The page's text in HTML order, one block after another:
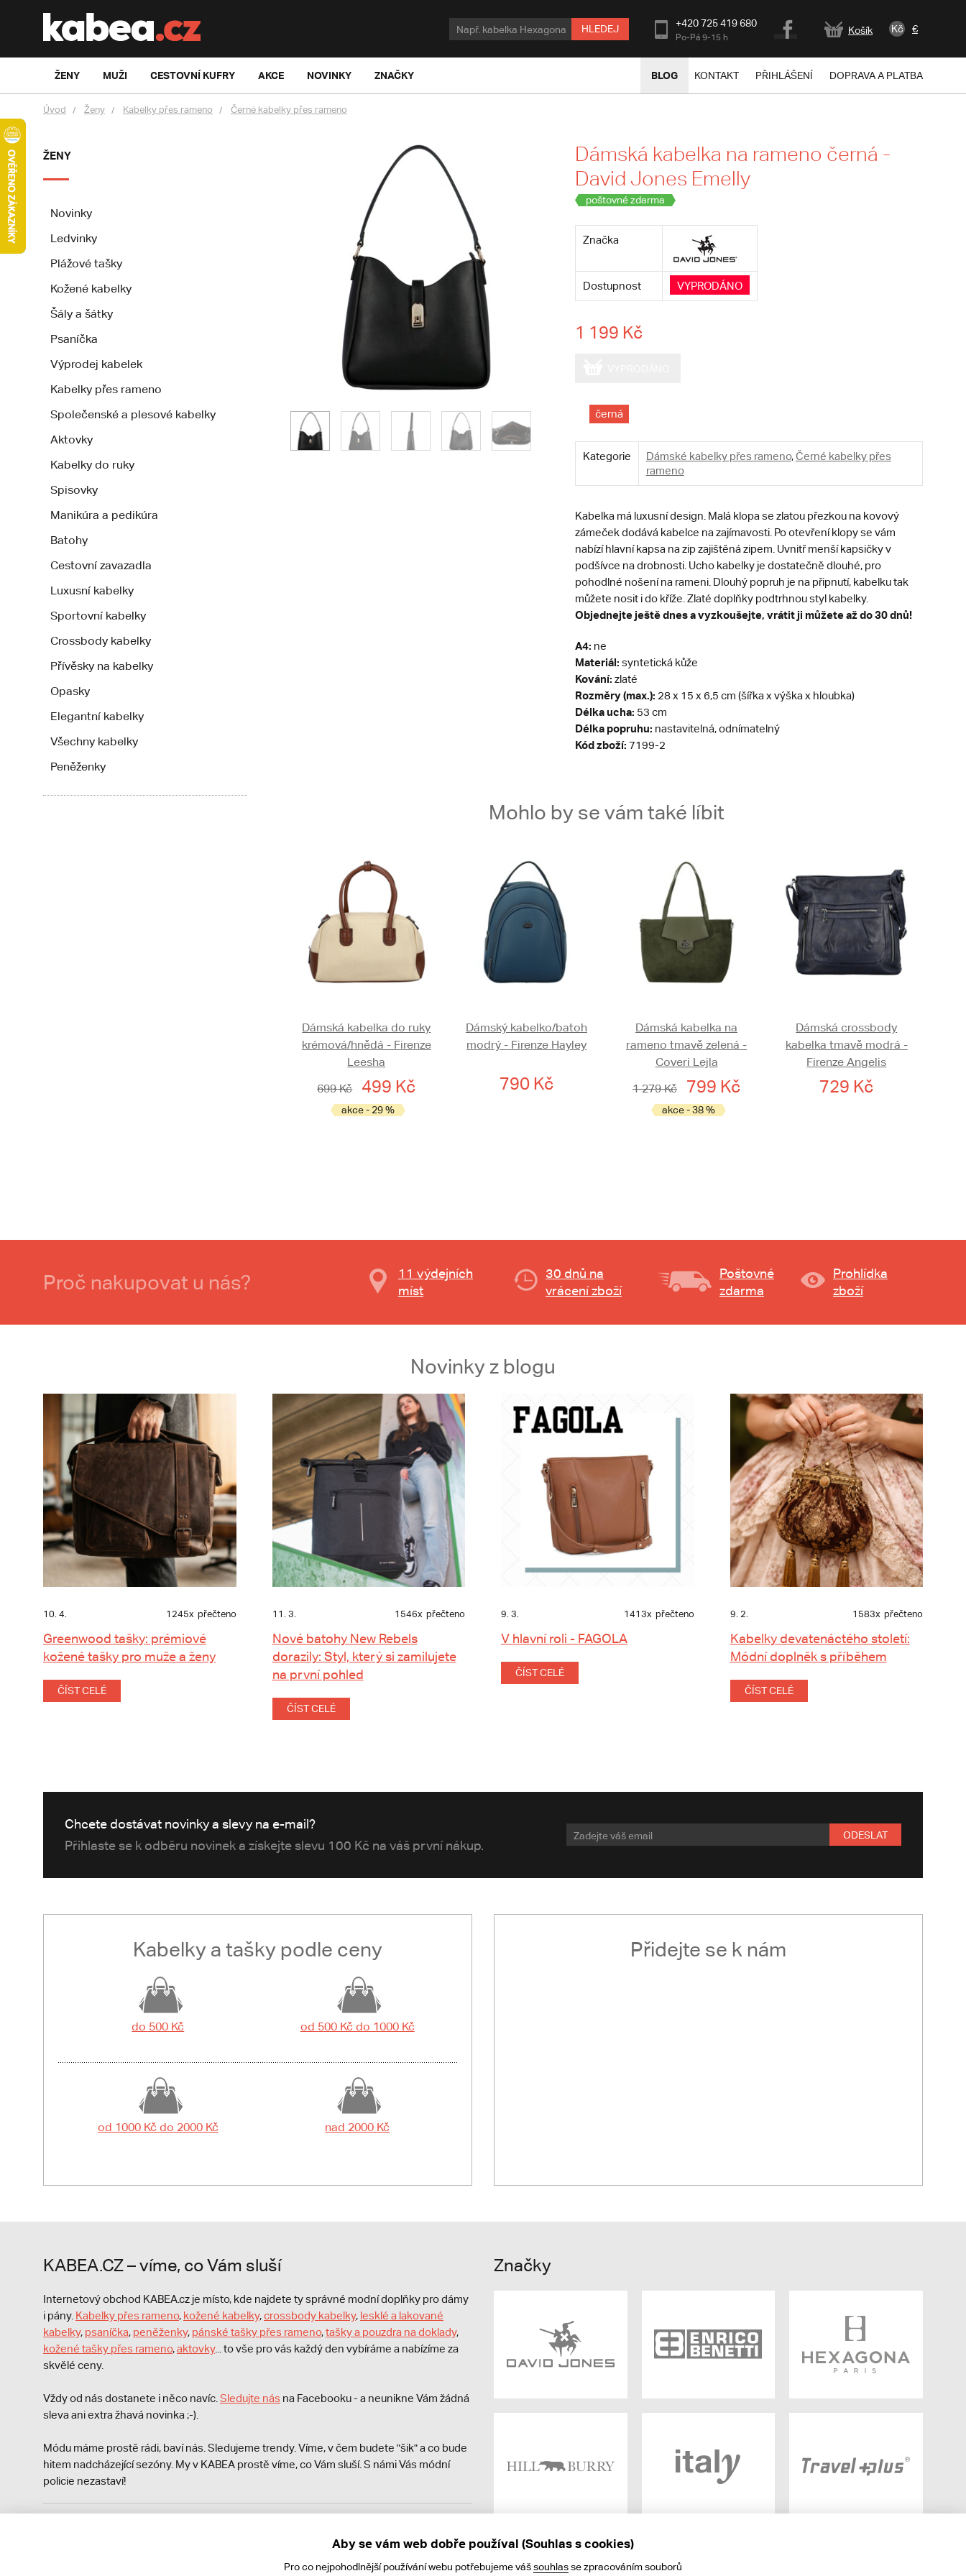
HLEDEJ +420 725 419 680
Po-Pá 9-15 h
Košík Kč €
ŽENY MUŽI CESTOVNÍ KUFRY AKCE NOVINKY ZNAČKY BLOG KONTAKT PŘIHLÁŠENÍ DOPRAVA A PLATBA
Úvod Ženy Kabelky přes rameno Černé kabelky přes rameno
ŽENY
Novinky
Ledvinky
Plážové tašky
Kožené kabelky
Šály a šátky
Psaníčka
Výprodej kabelek
Kabelky přes rameno
Společenské a plesové kabelky
Aktovky
Kabelky do ruky
Spisovky
Manikúra a pedikúra
Batohy
Cestovní zavazadla
Luxusní kabelky
Sportovní kabelky
Crossbody kabelky
Přívěsky na kabelky
Opasky
Elegantní kabelky
Všechny kabelky
Peněženky
Dámská kabelka na rameno černá -
David Jones Emelly
poštovné zdarma
Značka
Dostupnost VYPRODÁNO
1 199 Kč
černá
Kategorie Dámské kabelky přes rameno,Černé kabelky přes
rameno
Kabelka má luxusní design. Malá klopa se zlatou přezkou na kovový
zámeček dodává kabelce na zajímavosti. Po otevření klopy se vám
nabízí hlavní kapsa na zip zajištěná zipem. Uvnitř menší kapsičky v
podšívce na drobnosti. Ucho kabelky je dostatečně dlouhé, pro
pohodlné nošení na rameni. Dlouhý popruh je na připnutí, kabelku tak
můžete nosit i do kříže. Zlaté doplňky podtrhnou styl kabelky.
Objednejte ještě dnes a vyzkoušejte, vrátit ji můžete až do 30 dnů!
A4: ne
Materiál: syntetická kůže
Kování: zlaté
Rozměry (max.): 28 x 15 x 6,5 cm (šířka x výška x hloubka)
Délka ucha: 53 cm
Délka popruhu: nastavitelná, odnímatelný
Kód zboží: 7199-2
Mohlo by se vám také líbit
Dámská kabelka do ruky
krémová/hnědá - Firenze
Leesha
699 Kč
499 Kč
akce - 29 %
Dámský kabelko/batoh
modrý - Firenze Hayley
790 Kč
Dámská kabelka na
rameno tmavě zelená -
Coveri Lejla
1 279 Kč
799 Kč
akce - 38 %
Dámská crossbody
kabelka tmavě modrá -
Firenze Angelis
729 Kč
Proč nakupovat u nás?
11 výdejních
míst
30 dnů na
vrácení zboží
Poštovné
zdarma
Prohlídka
zboží
Novinky z blogu
10. 4. 1245x přečteno
Greenwood tašky: prémiové
kožené tašky pro muže a ženy
ČÍST CELÉ
11. 3. 1546x přečteno
Nové batohy New Rebels
dorazily: Styl, který si zamilujete
na první pohled
ČÍST CELÉ
9. 3. 1413x přečteno
V hlavní roli - FAGOLA
ČÍST CELÉ
9. 2. 1583x přečteno
Kabelky devatenáctého století:
Módní doplněk s příběhem
ČÍST CELÉ
Chcete dostávat novinky a slevy na e-mail?
Přihlaste se k odběru novinek a získejte slevu 100 Kč na váš první nákup.
ODESLAT
Kabelky a tašky podle ceny
do 500 Kč od 500 Kč do 1000 Kč
od 1000 Kč do 2000 Kč nad 2000 Kč
Přidejte se k nám
KABEA.CZ – víme, co Vám sluší
Internetový obchod KABEA.cz je místo, kde najdete ty správné modní doplňky pro dámy
i pány. Kabelky přes rameno, kožené kabelky,crossbody kabelky, lesklé a lakované
kabelky, psaníčka, peněženky, pánské tašky přes rameno,tašky a pouzdra na doklady,
kožené tašky přes rameno,aktovky... to vše pro vás každý den vybíráme a nabízíme za
skvělé ceny.
Vždy od nás dostanete i něco navíc. Sledujte nás na Facebooku - a neunikne Vám žádná
sleva ani extra žhavá novinka ;-).
Módu máme prostě rádi, baví nás. Sledujeme trendy. Víme, v čem budete "šik" a co bude
hitem nadcházející sezóny. My v KABEA prostě víme, co Vám sluší. S námi Vás módní
policie nezastaví!
Zároveň je povinen zaevidovat přijatou tržbu u správce daně online; v případě
Značky
Aby se vám web dobře používal (Souhlas s cookies)
Pro co nejpohodlnější používání webu potřebujeme vášsouhlasse zpracováním souborů